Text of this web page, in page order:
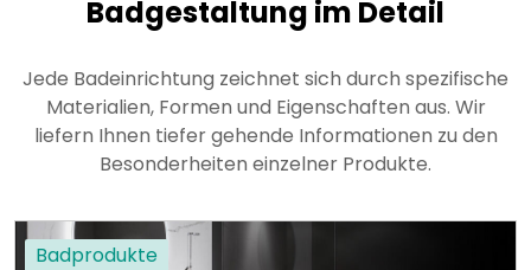
Badgestaltung im Detail
Jede Badeinrichtung zeichnet sich durch spezifische
Materialien, Formen und Eigenschaften aus. Wir
liefern Ihnen tiefer gehende Informationen zu den
Besonderheiten einzelner Produkte.
Badprodukte